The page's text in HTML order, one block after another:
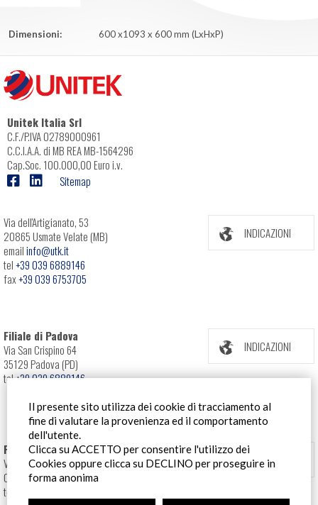
Il presente sito utilizza dei cookie di tracciamento al
fine di valutare la provenienza ed il comportamento
dell'utente.
Clicca su ACCETTO per consentire l'utilizzo dei
Cookies oppure clicca su DECLINO per proseguire in
forma anonima
Dimensioni: 600 x1093 x 600 mm (LxHxP)
Unitek Italia Srl
C.F./P.IVA 02789000961
C.C.I.A.A. di MB REA MB-1564296
Cap.Soc. 100.000,00 Euro i.v.
Sitemap
Via dell'Artigianato, 53
20865 Usmate Velate (MB)
emailinfo@utk.it
tel+39 039 6889146
fax+39 039 6753705
INDICAZIONI
Filiale di Padova
Via San Crispino 64
35129 Padova (PD)
tel+39 039 6889146
INDICAZIONI
Filiale Roma
Via Pontina 583
00128 Roma (RM)
tel
INDICAZIONI